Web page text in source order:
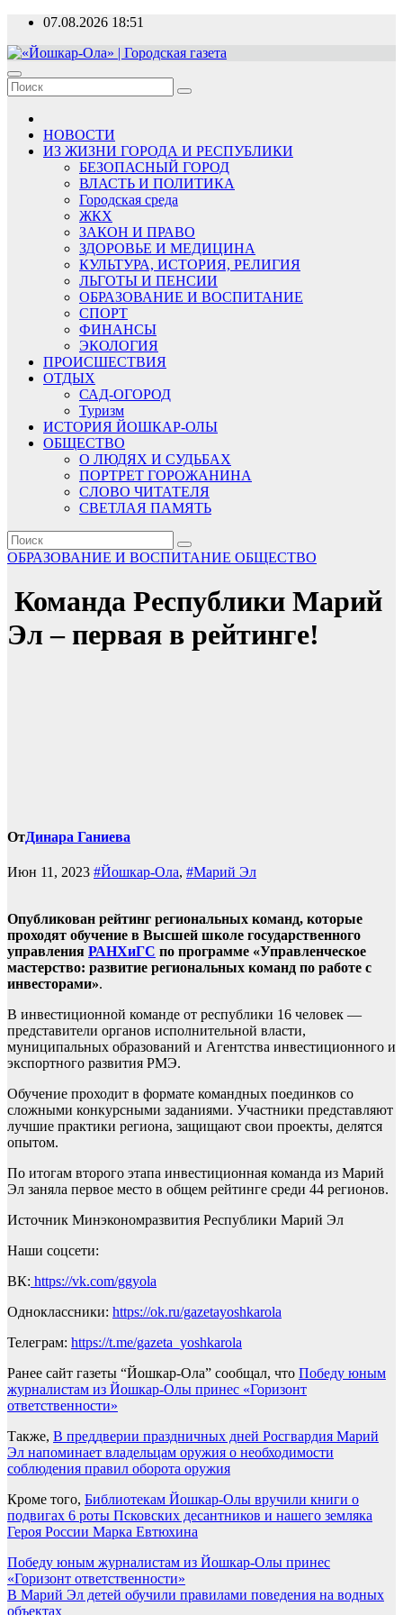
Перейти
содержимому
07.08.2026 18:51
«Йошкар-Ола» | Городская газета
Новости, события, люди
НОВОСТИ
ИЗ ЖИЗНИ ГОРОДА И РЕСПУБЛИКИ
БЕЗОПАСНЫЙ ГОРОД
ВЛАСТЬ И ПОЛИТИКА
Городская среда
ЖКХ
ЗАКОН И ПРАВО
ЗДОРОВЬЕ И МЕДИЦИНА
КУЛЬТУРА, ИСТОРИЯ, РЕЛИГИЯ
ЛЬГОТЫ И ПЕНСИИ
ОБРАЗОВАНИЕ И ВОСПИТАНИЕ
СПОРТ
ФИНАНСЫ
ЭКОЛОГИЯ
ПРОИСШЕСТВИЯ
ОТДЫХ
САД-ОГОРОД
Туризм
ИСТОРИЯ ЙОШКАР-ОЛЫ
ОБЩЕСТВО
О ЛЮДЯХ И СУДЬБАХ
ПОРТРЕТ ГОРОЖАНИНА
СЛОВО ЧИТАТЕЛЯ
СВЕТЛАЯ ПАМЯТЬ
ОБРАЗОВАНИЕ И ВОСПИТАНИЕ ОБЩЕСТВО
Команда Республики Марий
Эл – первая в рейтинге!
ОтДинара Ганиева
Июн 11, 2023 #Йошкар-Ола, #Марий Эл
Опубликован рейтинг региональных команд, которые
проходят обучение в Высшей школе государственного
управления РАНХиГС по программе «Управленческое
мастерство: развитие региональных команд по работе с
инвесторами».
В инвестиционной команде от республики 16 человек —
представители органов исполнительной власти,
муниципальных образований и Агентства инвестиционного и
экспортного развития РМЭ.
Обучение проходит в формате командных поединков со
сложными конкурсными заданиями. Участники представляют
лучшие практики региона, защищают свои проекты, делятся
опытом.
По итогам второго этапа инвестиционная команда из Марий
Эл заняла первое место в общем рейтинге среди 44 регионов.
Источник Минэкономразвития Республики Марий Эл
Наши соцсети:
ВК: https://vk.com/ggyola
Одноклассники: https://ok.ru/gazetayoshkarola
Телеграм: https://t.me/gazeta_yoshkarola
Ранее сайт газеты “Йошкар-Ола” сообщал, что Победу юным
журналистам из Йошкар-Олы принес «Горизонт
ответственности»
Также, В преддверии праздничных дней Росгвардия Марий
Эл напоминает владельцам оружия о необходимости
соблюдения правил оборота оружия
Кроме того, Библиотекам Йошкар-Олы вручили книги о
подвигах 6 роты Псковских десантников и нашего земляка
Героя России Марка Евтюхина
Навигация
по
Победу юным журналистам из Йошкар-Олы принес
«Горизонт ответственности»
В Марий Эл детей обучили правилами поведения на водных
объектах